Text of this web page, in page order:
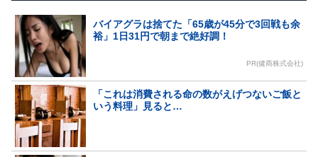
バイアグラは捨てた「65歳が45分で3回戦も余
裕」1日31円で朝まで絶好調！
PR(健商株式会社)
「これは消費される命の数がえげつないご飯と
いう料理」見ると…